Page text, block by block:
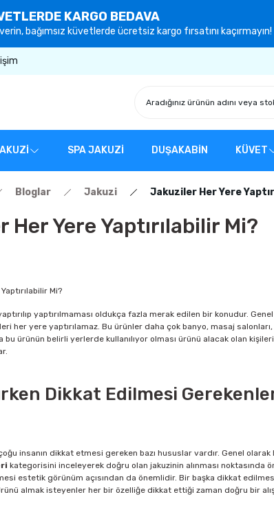
KARGO BEDAVA
bağımsız küvetlerde ücretsiz kargo fırsatını kaçırmayın!
SPA JAKUZİ DUŞAKABİN KÜVET
Bloglar Jakuzi Jakuziler Her Yere
Yere Yaptırılabilir Mi?
yaptırılmaması oldukça fazla merak edilen bir konudur.
her yere yaptırılamaz. Bu ürünler daha çok banyo, masaj
bu ürünün belirli yerlerde kullanılıyor olması ürünü alacak olan
Dikkat Edilmesi
insanın dikkat etmesi gereken bazı hususlar vardır. Genel
kategorisini inceleyerek doğru olan jakuzinin alınması noktasında
estetik görünüm açısından da önemlidir. Bir başka dikkat
almak isteyenler her bir özelliğe dikkat ettiği zaman doğru bir